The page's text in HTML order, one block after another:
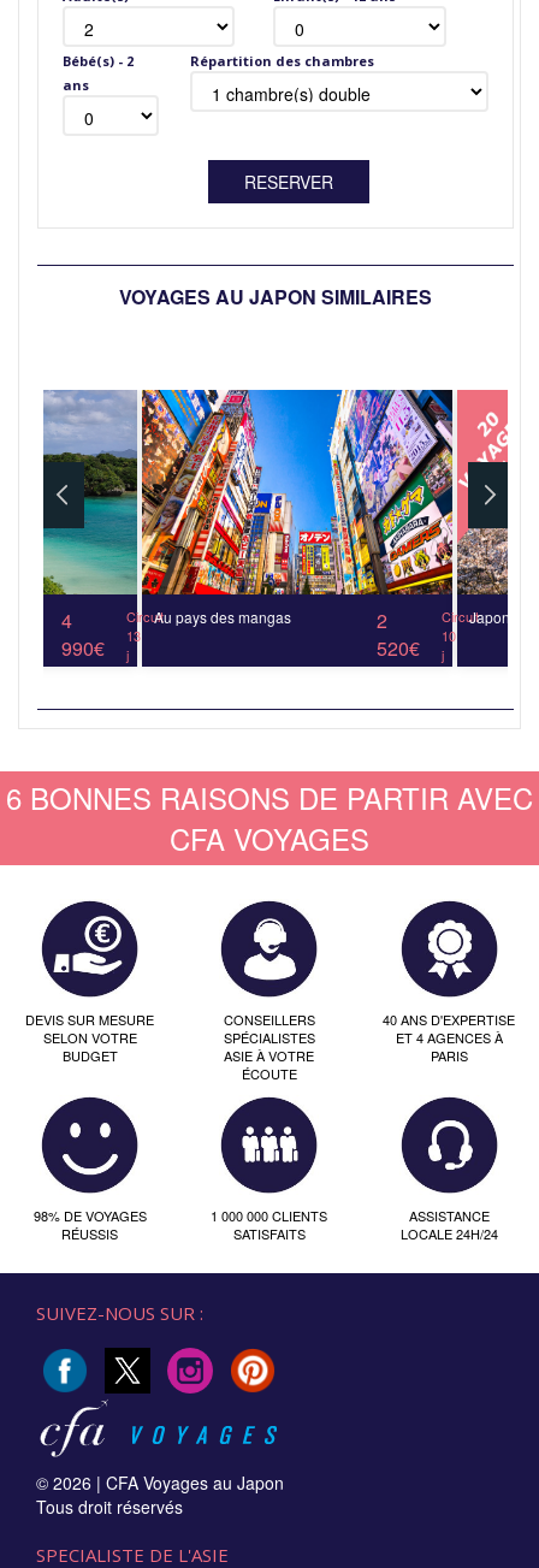
Bébé(s) - 2
ans
Répartition des chambres
VOYAGES AU JAPON SIMILAIRES
4
990€
Circuit
13
j
Au pays des mangas
2
520€
Circuit
10
j
Japon
6 BONNES RAISONS DE PARTIR AVEC
CFA VOYAGES
DEVIS SUR MESURE
SELON VOTRE
BUDGET
CONSEILLERS
SPÉCIALISTES
ASIE À VOTRE
ÉCOUTE
40 ANS D'EXPERTISE
ET 4 AGENCES À
PARIS
98% DE VOYAGES
RÉUSSIS
1 000 000 CLIENTS
SATISFAITS
ASSISTANCE
LOCALE 24H/24
SUIVEZ-NOUS SUR :
© 2026 | CFA Voyages au Japon
Tous droit réservés
SPECIALISTE DE L'ASIE